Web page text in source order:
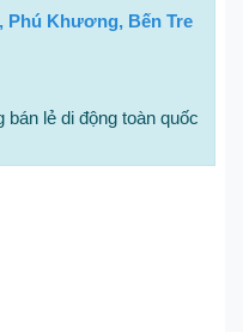
Phú Khương, Bến Tre
bán lẻ di động toàn quốc